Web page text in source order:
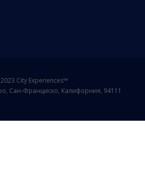
City Experiences™
Сан-Франциско, Калифорния, 94111